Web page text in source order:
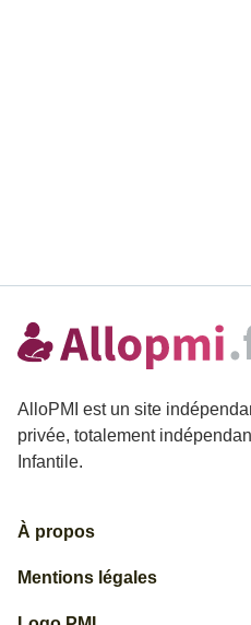
AlloPMI est un site
privée, totalement
Infantile.
À propos
Mentions légales